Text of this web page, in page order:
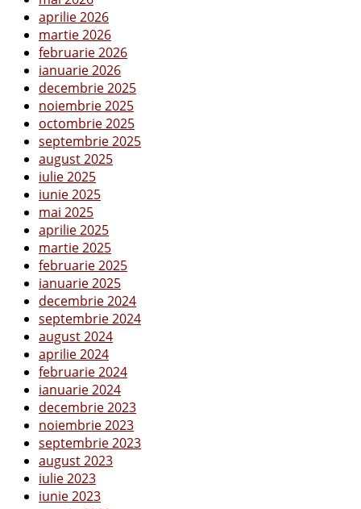
aprilie 2026
martie 2026
februarie 2026
ianuarie 2026
decembrie 2025
noiembrie 2025
octombrie 2025
septembrie 2025
august 2025
iulie 2025
iunie 2025
mai 2025
aprilie 2025
martie 2025
februarie 2025
ianuarie 2025
decembrie 2024
septembrie 2024
august 2024
aprilie 2024
februarie 2024
ianuarie 2024
decembrie 2023
noiembrie 2023
septembrie 2023
august 2023
iulie 2023
iunie 2023